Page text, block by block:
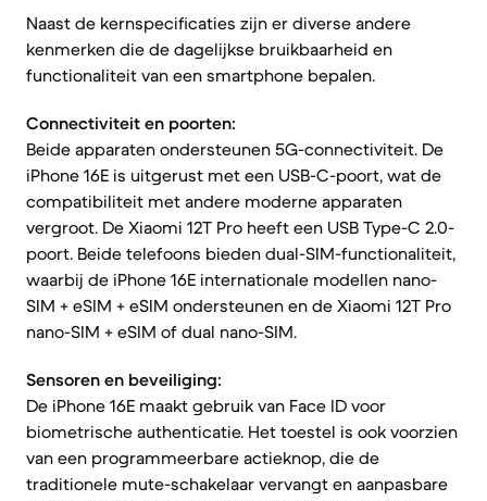
Naast de kernspecificaties zijn er diverse andere
kenmerken die de dagelijkse bruikbaarheid en
functionaliteit van een smartphone bepalen.
Connectiviteit en poorten:
Beide apparaten ondersteunen 5G-connectiviteit. De
iPhone 16E is uitgerust met een USB-C-poort, wat de
compatibiliteit met andere moderne apparaten
vergroot. De Xiaomi 12T Pro heeft een USB Type-C 2.0-
poort. Beide telefoons bieden dual-SIM-functionaliteit,
waarbij de iPhone 16E internationale modellen nano-
SIM + eSIM + eSIM ondersteunen en de Xiaomi 12T Pro
nano-SIM + eSIM of dual nano-SIM.
Sensoren en beveiliging:
De iPhone 16E maakt gebruik van Face ID voor
biometrische authenticatie. Het toestel is ook voorzien
van een programmeerbare actieknop, die de
traditionele mute-schakelaar vervangt en aanpasbare